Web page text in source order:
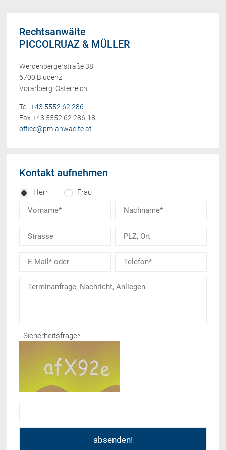
Rechtsanwälte
PICCOLRUAZ & MÜLLER
Werdenbergerstraße 38
6700 Bludenz
Vorarlberg, Österreich
Tel.+43 5552 62 286
Fax +43 5552 62 286-18
office@pm-anwaelte.at
Kontakt aufnehmen
Herr Frau
Sicherheitsfrage*